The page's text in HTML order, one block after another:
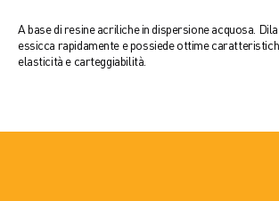
A base di resine acriliche in dispersione acquosa.
essicca rapidamente e possiede ottime
elasticità e carteggiabilità.